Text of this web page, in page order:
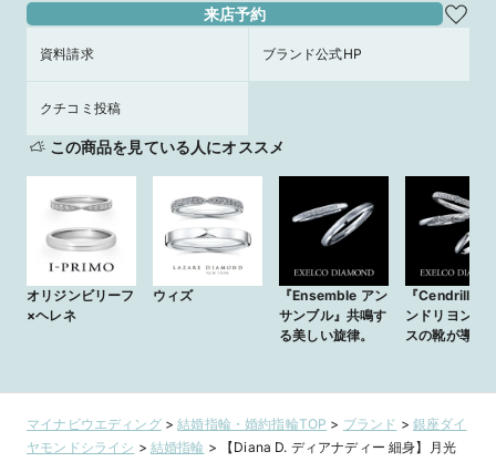
来店予約
資料請求 ブランド公式HP
クチコミ投稿
この商品を見ている人にオススメ
オリジンビリーフ
×ヘレネ
ウィズ
『Ensemble アン
サンブル』共鳴す
る美しい旋律。
『Cendrillon
ンドリヨン』
スの靴が導く
マイナビウエディング>結婚指輪・婚約指輪TOP > ブランド > 銀座ダイ
ヤモンドシライシ > 結婚指輪 >
【Diana D. ディアナディー 細身】月光